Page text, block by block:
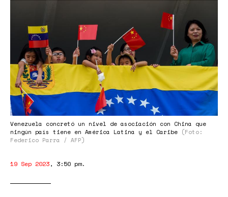
venezuela
banderas.jpg
Venezuela concretó un nivel de asociación con China que
ningún país tiene en América Latina y el Caribe (Foto:
Federico Parra / AFP)
19 Sep 2023, 3:50 pm.